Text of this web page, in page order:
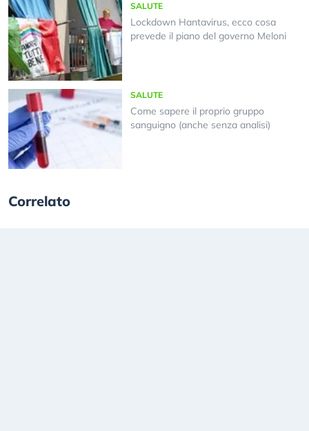
SALUTE
Lockdown Hantavirus, ecco cosa
prevede il piano del governo Meloni
SALUTE
Come sapere il proprio gruppo
sanguigno (anche senza analisi)
Correlato